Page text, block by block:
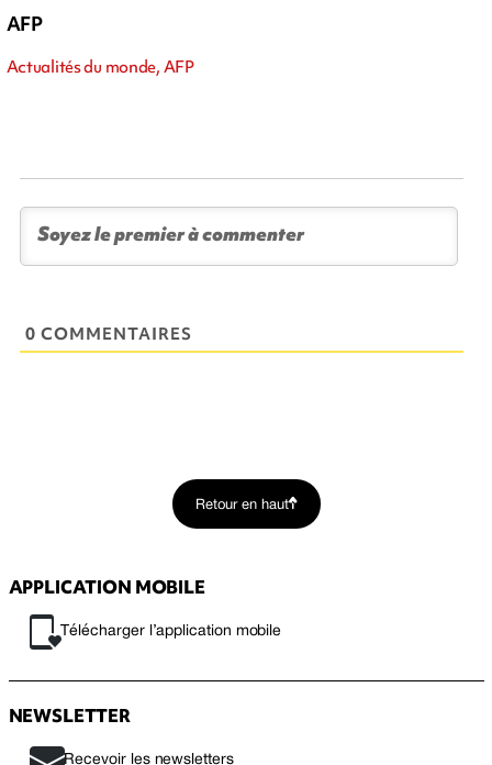
AFP
Actualités du monde, AFP
0 COMMENTAIRES
Retour en haut
APPLICATION MOBILE
Télécharger l’application mobile
NEWSLETTER
Recevoir les newsletters